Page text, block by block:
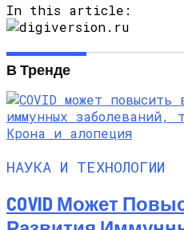
In this article:
В Тренде
НАУКА И ТЕХНОЛОГИИ
COVID Может